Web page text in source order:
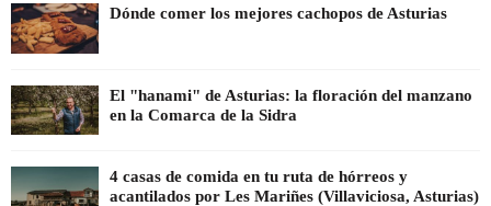
Dónde comer los mejores cachopos de Asturias
El "hanami" de Asturias: la floración del manzano
en la Comarca de la Sidra
4 casas de comida en tu ruta de hórreos y
acantilados por Les Mariñes (Villaviciosa, Asturias)